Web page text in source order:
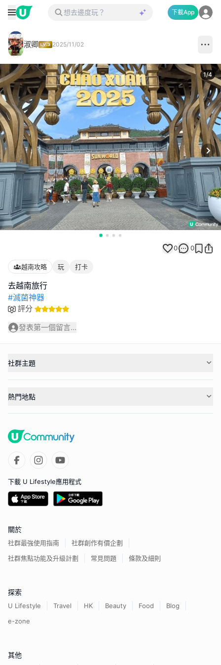
下載App
淑卿 2025/11/02
1/4
0 0
越南攻略 玩 打卡
#滅菌神器
評分
發表第一個留言...
社群主題
熱門地點
下載 U Lifestyle應用程式
關於
社群最強使用指南
社群創作有價企劃
社群焦點功能及升級計劃
常見問題 條款及細則
探索
U Lifestyle Travel HK Beauty Food
Blog
e-zone
其他